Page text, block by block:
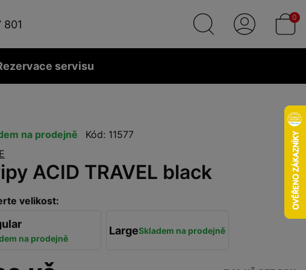
801
0
servisu
na prodejně
Kód: 11577
ACID TRAVEL black
velikost:
na prodejně
LargeSkladem na prodejně